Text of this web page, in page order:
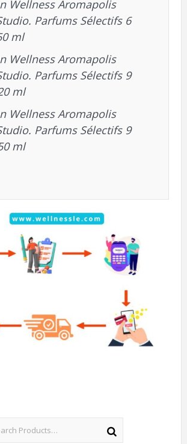
Wellness Aromapolis
Parfums Sélectifs 6
ml
Wellness Aromapolis
Parfums Sélectifs 9
ml
Wellness Aromapolis
Parfums Sélectifs 9
ml